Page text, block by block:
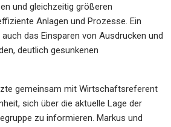
und gleichzeitig größeren
Anlagen und Prozesse. Ein
das Einsparen von Ausdrucken und
deutlich gesunkenen
gemeinsam mit Wirtschaftsreferent
sich über die aktuelle Lage der
zu informieren. Markus und